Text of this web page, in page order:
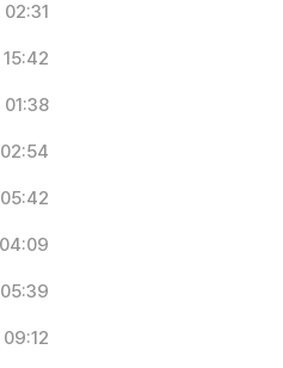
02:31
15:42
01:38
02:54
05:42
04:09
05:39
09:12